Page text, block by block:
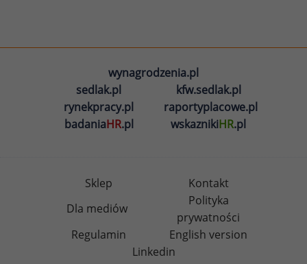
wynagrodzenia.pl
sedlak.pl
kfw.sedlak.pl
rynekpracy.pl
raportyplacowe.pl
badaniaHR.pl wskaznikiHR.pl
Sklep
Kontakt
Dla mediów
Polityka
prywatności
Regulamin
English version
Linkedin